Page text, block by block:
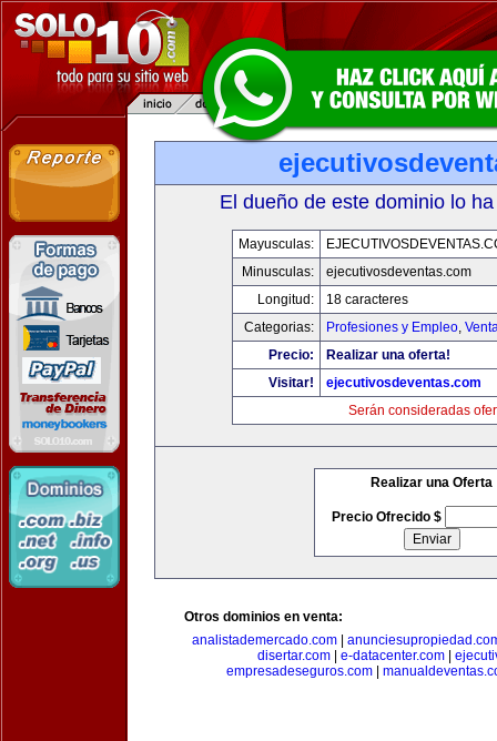
El dueño de este dominio lo
Mayusculas:
Minusculas:
ejecutivosdeventas.com
Longitud:
18 caracteres
Categorias:
Profesiones y Empleo,
Precio:
Realizar una oferta!
Visitar!
ejecutivosdeventas.com
Serán consideradas
Realizar una Oferta
Precio Ofrecido $
Otros dominios en venta:
analistademercado.com
disertar.com| e-datacenter.com|
empresadeseguros.com